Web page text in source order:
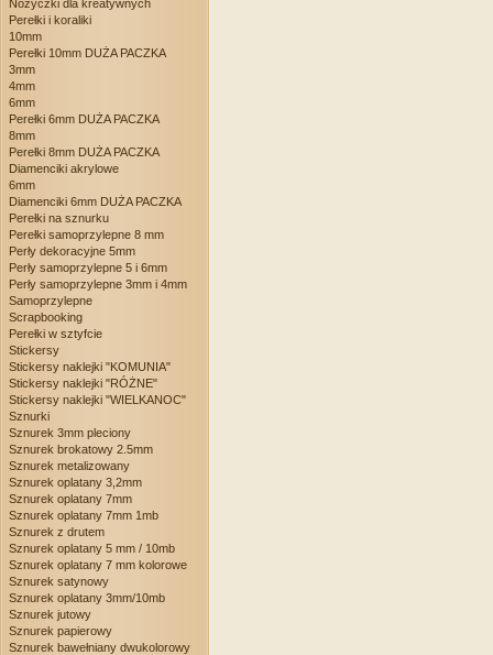
Nożyczki dla kreatywnych
Perełki i koraliki
10mm
Perełki 10mm DUŻA PACZKA
3mm
4mm
6mm
Perełki 6mm DUŻA PACZKA
8mm
Perełki 8mm DUŻA PACZKA
Diamenciki akrylowe
6mm
Diamenciki 6mm DUŻA PACZKA
Perełki na sznurku
Perełki samoprzylepne 8 mm
Perły dekoracyjne 5mm
Perły samoprzylepne 5 i 6mm
Perły samoprzylepne 3mm i 4mm
Samoprzylepne
Scrapbooking
Perełki w sztyfcie
Stickersy
Stickersy naklejki "KOMUNIA"
Stickersy naklejki "RÓŻNE"
Stickersy naklejki "WIELKANOC"
Sznurki
Sznurek 3mm pleciony
Sznurek brokatowy 2.5mm
Sznurek metalizowany
Sznurek oplatany 3,2mm
Sznurek oplatany 7mm
Sznurek oplatany 7mm 1mb
Sznurek z drutem
Sznurek oplatany 5 mm / 10mb
Sznurek oplatany 7 mm kolorowe
Sznurek satynowy
Sznurek oplatany 3mm/10mb
Sznurek jutowy
Sznurek papierowy
Sznurek bawełniany dwukolorowy